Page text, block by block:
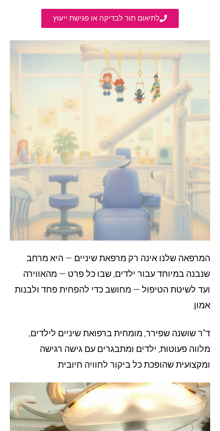
לתיאום תור לבדיקה או פגישת ייעוץ
המרפאה שלנו אינה רק מרפאת שיניים — היא מרחב
שנבנה במיוחד עבור ילדים, שבו כל פרט — מהאווירה
ועד לשיטת הטיפול — מחושב כדי להפחית פחד ולבנות
אמון.
ד"ר שושנה שפירר, מומחית ברפואת שיניים לילדים,
מלווה פעוטות, ילדים ומתבגרים עם גישה רגישה
ומקצועית שהופכת כל ביקור לחוויה חיובית.